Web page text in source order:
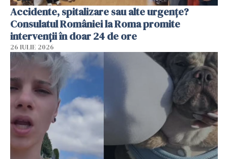
Accidente, spitalizare sau alte urgențe?
Consulatul României la Roma promite
intervenții în doar 24 de ore
26 IULIE 2026